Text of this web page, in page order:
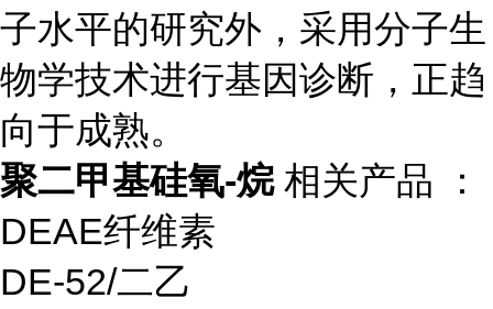
子水平的研究外，采用分子生
物学技术进行基因诊断，正趋
向于成熟。
聚二甲基硅氧-烷 相关产品 ：
DEAE纤维素
DE-52/二乙